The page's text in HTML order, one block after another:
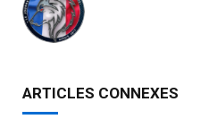
ARTICLES CONNEXES